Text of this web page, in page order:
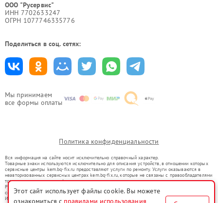
Мы принимаем
все формы оплаты
ООО "Русервис"
ИНН 7702633247
ОГРН 1077746335776
Поделиться в соц. сетях:
Политика конфиденциальности
Вся информация на сайте носит исключительно справочный характер.
Товарные знаки используются исключительно для описания устройств, в отношении которых
сервисные центры kem.bq-fix.ru предоставляют услуги по ремонту. Услуги оказываются в
неавторизованных сервисных центрах kem.bq-fix.ru, которые не связаны с правообладателями
товарных знаков или их официальными представителями.
Ремонт осуществляется для устройств, уже введенных в гражданский оборот в соответствии
со статьей 1487 ГК РФ.
Использование товарных знаков не преследует цели индивидуализации услуг или введения
Этот сайт использует файлы cookie. Вы можете
ознакомиться с правилами использования